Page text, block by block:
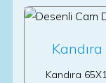
Kandıra